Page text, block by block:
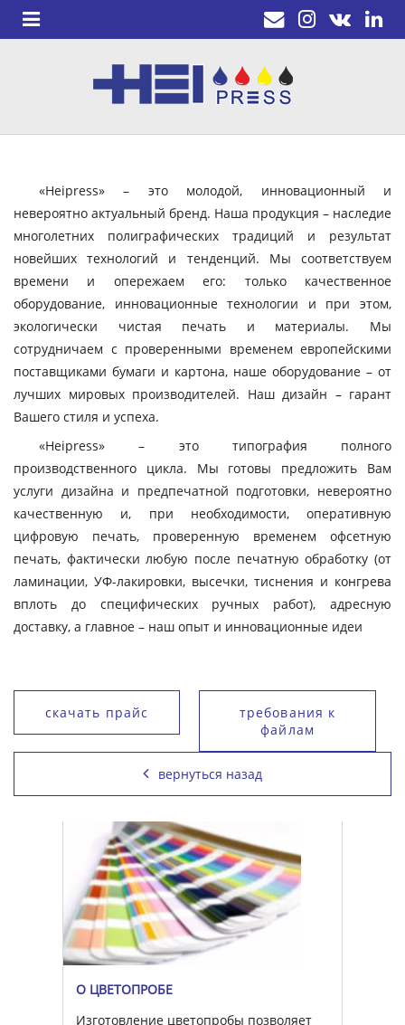
«Heipress» – это молодой, инновационный и
невероятно актуальный бренд. Наша продукция – наследие
многолетних полиграфических традиций и результат
новейших технологий и тенденций. Мы соответствуем
времени и опережаем его: только качественное
оборудование, инновационные технологии и при этом,
экологически чистая печать и материалы. Мы
сотрудничаем с проверенными временем европейскими
поставщиками бумаги и картона, наше оборудование – от
лучших мировых производителей. Наш дизайн – гарант
Вашего стиля и успеха.
«Heipress» – это типография полного
производственного цикла. Мы готовы предложить Вам
услуги дизайна и предпечатной подготовки, невероятно
качественную и, при необходимости, оперативную
цифровую печать, проверенную временем офсетную
печать, фактически любую после печатную обработку (от
ламинации, УФ-лакировки, высечки, тиснения и конгрева
вплоть до специфических ручных работ), адресную
доставку, а главное – наш опыт и инновационные идеи
скачать прайс
требования к
файлам
вернуться назад
О ЦВЕТОПРОБЕ
Изготовление цветопробы позволяет